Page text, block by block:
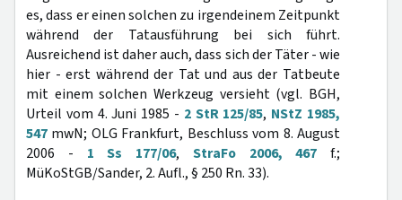
es, dass er einen solchen zu irgendeinem Zeitpunkt
während der Tatausführung bei sich führt.
Ausreichend ist daher auch, dass sich der Täter - wie
hier - erst während der Tat und aus der Tatbeute
mit einem solchen Werkzeug versieht (vgl. BGH,
Urteil vom 4. Juni 1985 - 2 StR 125/85, NStZ 1985,
547 mwN; OLG Frankfurt, Beschluss vom 8. August
2006 - 1 Ss 177/06, StraFo 2006, 467 f.;
MüKoStGB/Sander, 2. Aufl., § 250 Rn. 33).